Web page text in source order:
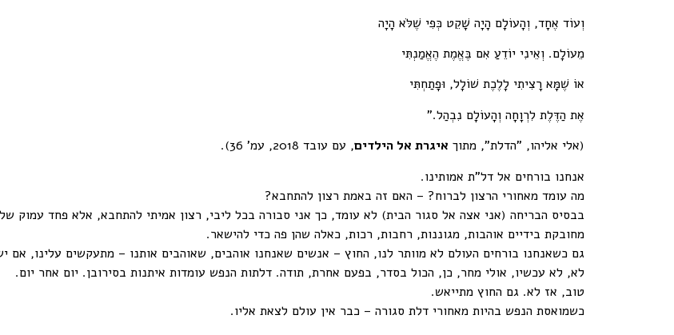
וְעוֹד אֶחָד, וְהָעוֹלָם הָיָה שָׁקֵט כְּפִי שֶׁלֹּא הָיָה
מֵעוֹלָם. וְאֵינִי יוֹדֵעַ אִם בֶּאֱמֶת הֶאֱמַנְתִּי
אוֹ שֶׁמָּא רָצִיתִי לָלֶכֶת שׁוֹלָל, וּפָתַחְתִּי
אֶת הַדֶּלֶת לִרְוָחָה וְהָעוֹלָם נִבְהַל."
(אלי אליהו, "הדלת", מתוך איגרת אל הילדים, עם עובד 2018, עמ' 36).
אנחנו בורחים אל דל"ת אמותינו.
מה עומד מאחורי הרצון לברוח? – האם זה באמת רצון להתחבא?
בבסיס הבריחה (אני אצה אל סגור הבית) לא עומד, כך אני סבורה בכל ליבי, רצון אמיתי להתחבא, אלא פחד עמוק
מחובקת בידיים אוהבות, מגוננות, רחבות, רכות, כאלה שהן פה כדי להישאר.
גם כשאנחנו בורחים העולם לא מוותר לנו, החוץ – אנשים שאנחנו אוהבים, שאוהבים אותנו – מתעקשים עלינו, אם
לא, לא עכשיו, אולי מחר, כן, הכול בסדר, בפעם אחרת, תודה. דלתות הנפש עומדות איתנות בסירובן. יום אחר יום.
טוב, אז לא. גם החוץ מתייאש.
כשמואסת הנפש בהיות מאחורי דלת סגורה – כבר אין עולם לצאת אליו.